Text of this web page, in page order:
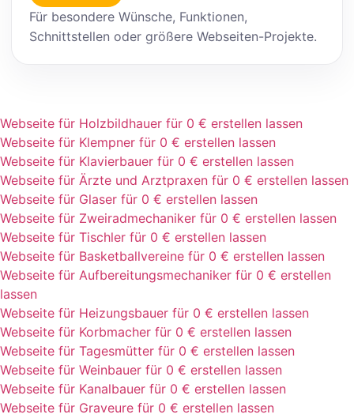
Für besondere Wünsche, Funktionen,
Schnittstellen oder größere Webseiten-Projekte.
Webseite für Holzbildhauer für 0 € erstellen lassen
Webseite für Klempner für 0 € erstellen lassen
Webseite für Klavierbauer für 0 € erstellen lassen
Webseite für Ärzte und Arztpraxen für 0 € erstellen lassen
Webseite für Glaser für 0 € erstellen lassen
Webseite für Zweiradmechaniker für 0 € erstellen lassen
Webseite für Tischler für 0 € erstellen lassen
Webseite für Basketballvereine für 0 € erstellen lassen
Webseite für Aufbereitungsmechaniker für 0 € erstellen
lassen
Webseite für Heizungsbauer für 0 € erstellen lassen
Webseite für Korbmacher für 0 € erstellen lassen
Webseite für Tagesmütter für 0 € erstellen lassen
Webseite für Weinbauer für 0 € erstellen lassen
Webseite für Kanalbauer für 0 € erstellen lassen
Webseite für Graveure für 0 € erstellen lassen